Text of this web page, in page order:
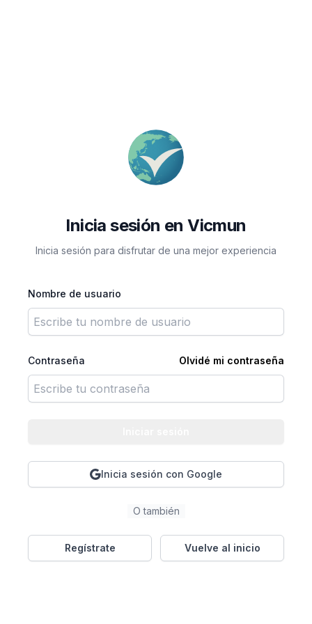
Inicia sesión en Vicmun
Inicia sesión para disfrutar de una mejor experiencia
Nombre de usuario
Contraseña Olvidé mi contraseña
Inicia sesión con Google
O también
Regístrate Vuelve al inicio